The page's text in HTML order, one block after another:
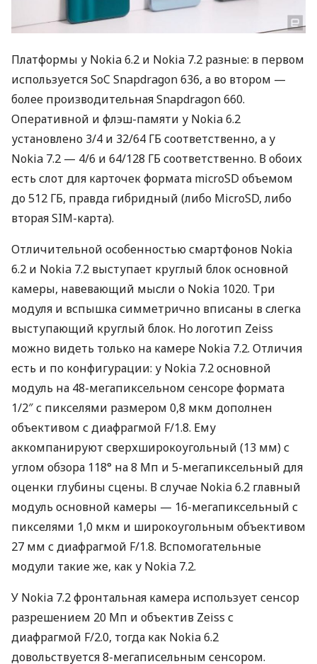
Платформы у Nokia 6.2 и Nokia 7.2 разные: в первом
используется SoC Snapdragon 636, а во втором —
более производительная Snapdragon 660.
Оперативной и флэш-памяти у Nokia 6.2
установлено 3/4 и 32/64 ГБ соответственно, а у
Nokia 7.2 — 4/6 и 64/128 ГБ соответственно. В обоих
есть слот для карточек формата microSD объемом
до 512 ГБ, правда гибридный (либо MicroSD, либо
втораяSIM-карта).
Отличительной особенностью смартфонов Nokia
6.2 и Nokia 7.2 выступает круглый блок основной
камеры, навевающий мысли о Nokia 1020. Три
модуля и вспышка симметрично вписаны в слегка
выступающий круглый блок. Но логотип Zeiss
можно видеть только на камере Nokia 7.2. Отличия
есть и по конфигурации: у Nokia 7.2 основной
модуль на 48-мегапиксельном сенсоре формата
1/2″ с пикселями размером 0,8 мкм дополнен
объективом с диафрагмой F/1.8. Ему
аккомпанируют сверхширокоугольный (13 мм) с
углом обзора 118° на 8 Мп и 5-мегапиксельный для
оценки глубины сцены. В случае Nokia 6.2 главный
модуль основной камеры — 16-мегапиксельный с
пикселями 1,0 мкм и широкоугольным объективом
27 мм с диафрагмой F/1.8. Вспомогательные
модули такие же, как у Nokia 7.2.
У Nokia 7.2 фронтальная камера использует сенсор
разрешением 20 Мп и объектив Zeiss с
диафрагмой F/2.0, тогда как Nokia 6.2
довольствуется 8-мегаписельным сенсором.